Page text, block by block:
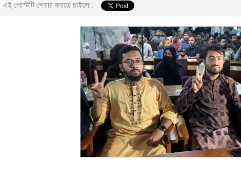
এই পোস্টটি শেয়ার করতে চাইলে :